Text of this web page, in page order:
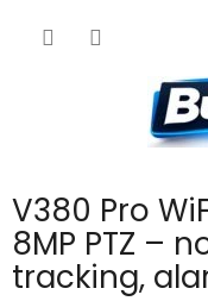
V380 Pro
8MP PTZ –
tracking,